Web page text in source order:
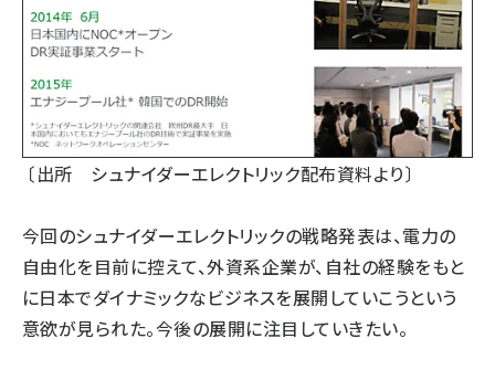
〔出所 シュナイダーエレクトリック配布資料より〕
今回のシュナイダーエレクトリックの戦略発表は、電力の
自由化を目前に控えて、外資系企業が、自社の経験をもと
に日本でダイナミックなビジネスを展開していこうという
意欲が見られた。今後の展開に注目していきたい。